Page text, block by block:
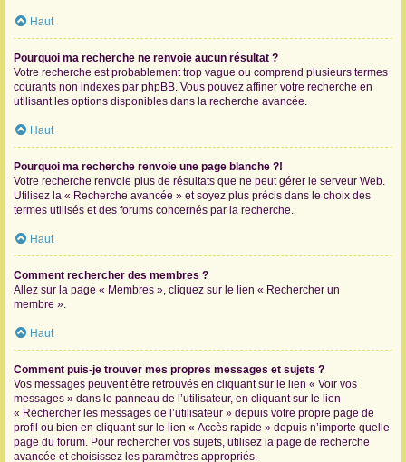
Haut
Pourquoi ma recherche ne renvoie aucun résultat ?
Votre recherche est probablement trop vague ou comprend plusieurs termes
courants non indexés par phpBB. Vous pouvez affiner votre recherche en
utilisant les options disponibles dans la recherche avancée.
Haut
Pourquoi ma recherche renvoie une page blanche ?!
Votre recherche renvoie plus de résultats que ne peut gérer le serveur Web.
Utilisez la « Recherche avancée » et soyez plus précis dans le choix des
termes utilisés et des forums concernés par la recherche.
Haut
Comment rechercher des membres ?
Allez sur la page « Membres », cliquez sur le lien « Rechercher un
membre ».
Haut
Comment puis-je trouver mes propres messages et sujets ?
Vos messages peuvent être retrouvés en cliquant sur le lien « Voir vos
messages » dans le panneau de l’utilisateur, en cliquant sur le lien
« Rechercher les messages de l’utilisateur » depuis votre propre page de
profil ou bien en cliquant sur le lien « Accès rapide » depuis n’importe quelle
page du forum. Pour rechercher vos sujets, utilisez la page de recherche
avancée et choisissez les paramètres appropriés.